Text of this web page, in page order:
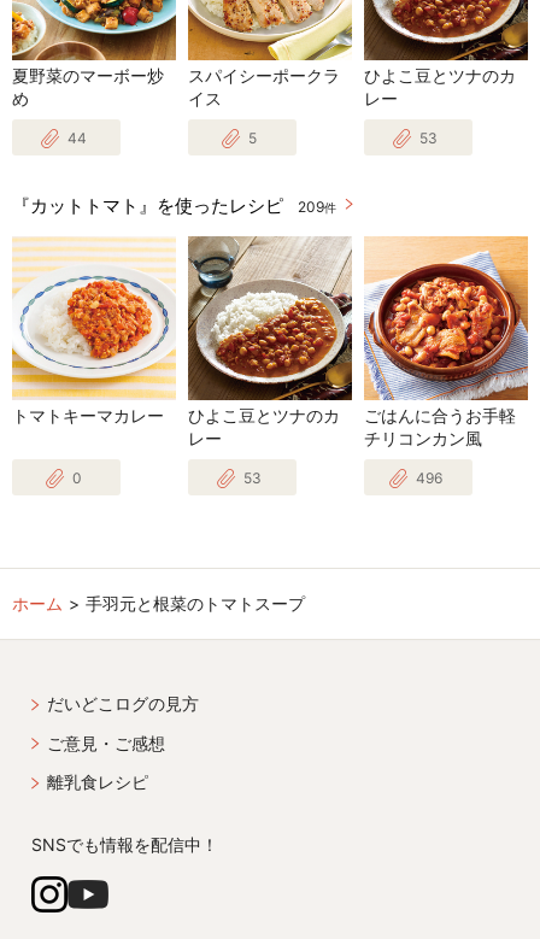
夏野菜のマーボー炒
め
44
スパイシーポークラ
イス
5
ひよこ豆とツナのカ
レー
53
『カットトマト』を使ったレシピ 209件
トマトキーマカレー
0
ひよこ豆とツナのカ
レー
53
ごはんに合うお手軽
チリコンカン風
496
ホーム 手羽元と根菜のトマトスープ
だいどこログの見方
ご意見・ご感想
離乳食レシピ
SNSでも情報を配信中！